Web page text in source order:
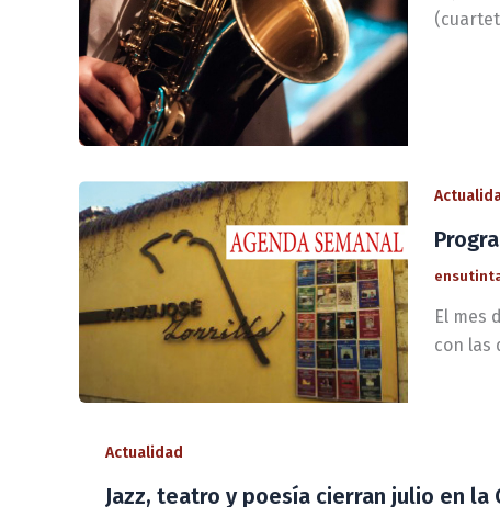
El mes
con las
Actualidad
Jazz, teatro y poesía cierran julio en la